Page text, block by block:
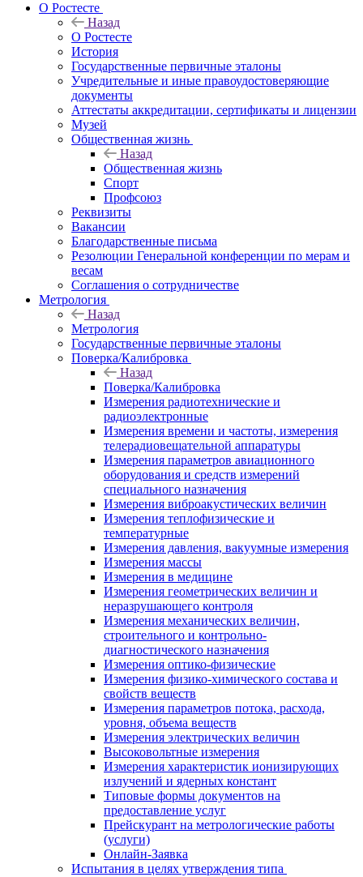
О Ростесте
Назад
О Ростесте
История
Государственные первичные эталоны
Учредительные и иные правоудостоверяющие
документы
Аттестаты аккредитации, сертификаты и лицензии
Музей
Общественная жизнь
Назад
Общественная жизнь
Спорт
Профсоюз
Реквизиты
Вакансии
Благодарственные письма
Резолюции Генеральной конференции по мерам и
весам
Соглашения о сотрудничестве
Метрология
Назад
Метрология
Государственные первичные эталоны
Поверка/Калибровка
Назад
Поверка/Калибровка
Измерения радиотехнические и
радиоэлектронные
Измерения времени и частоты, измерения
телерадиовещательной аппаратуры
Измерения параметров авиационного
оборудования и средств измерений
специального назначения
Измерения виброакустических величин
Измерения теплофизические и
температурные
Измерения давления, вакуумные измерения
Измерения массы
Измерения в медицине
Измерения геометрических величин и
неразрушающего контроля
Измерения механических величин,
строительного и контрольно-
диагностического назначения
Измерения оптико-физические
Измерения физико-химического состава и
свойств веществ
Измерения параметров потока, расхода,
уровня, объема веществ
Измерения электрических величин
Высоковольтные измерения
Измерения характеристик ионизирующих
излучений и ядерных констант
Типовые формы документов на
предоставление услуг
Прейскурант на метрологические работы
(услуги)
Онлайн-Заявка
Испытания в целях утверждения типа